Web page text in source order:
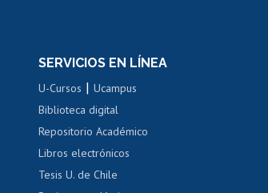
Movilidad Estudiantil
Cursos de español
SERVICIOS EN LÍNEA
U-Cursos |Ucampus
Biblioteca digital
Repositorio Académico
Libros electrónicos
Tesis U. de Chile